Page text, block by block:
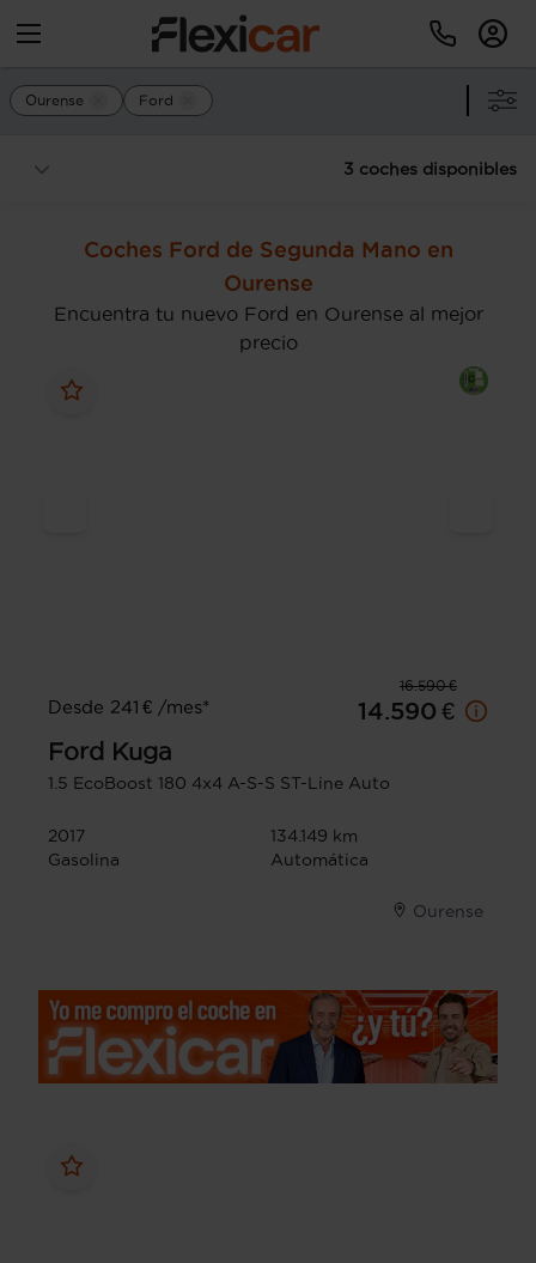
Ourense Ford
3 coches disponibles
Coches Ford de Segunda Mano en
Ourense
Encuentra tu nuevo Ford en Ourense al mejor
precio
16.590 €
Desde 241 € /mes*
14.590 €
Ford Kuga
1.5 EcoBoost 180 4x4 A-S-S ST-Line Auto
2017
134.149 km
Gasolina
Automática
Ourense